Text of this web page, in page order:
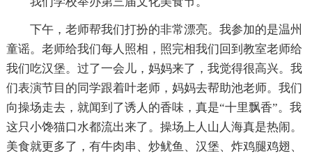
下午，老师帮我们打扮的非常漂亮。我参加的是温州
童谣。老师给我们每人照相，照完相我们回到教室老师给
我们吃汉堡。过了一会儿，妈妈来了，我觉得很高兴。我
们表演节目的同学跟着叶老师，妈妈去帮助池老师。我们
向操场走去，就闻到了诱人的香味，真是“十里飘香”。我
这只小馋猫口水都流出来了。操场上人山人海真是热闹。
美食就更多了，有牛肉串、炒鱿鱼、汉堡、炸鸡腿鸡翅、